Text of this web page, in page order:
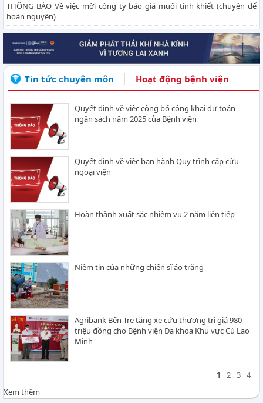
THÔNG BÁO Về việc mời công ty báo giá muối tinh khiết (chuyên để
hoàn nguyên)
Tin tức chuyên môn Hoạt động bệnh viện
Quyết định về việc công bố công khai dự toán
ngân sách năm 2025 của Bệnh viện
Quyết định về việc ban hành Quy trình cấp cứu
ngoại viện
Hoàn thành xuất sắc nhiệm vụ 2 năm liên tiếp
Niềm tin của những chiến sĩ áo trắng
Agribank Bến Tre tặng xe cứu thương trị giá 980
triệu đồng cho Bệnh viện Đa khoa Khu vực Cù Lao
Minh
1 2 3 4
Xem thêm